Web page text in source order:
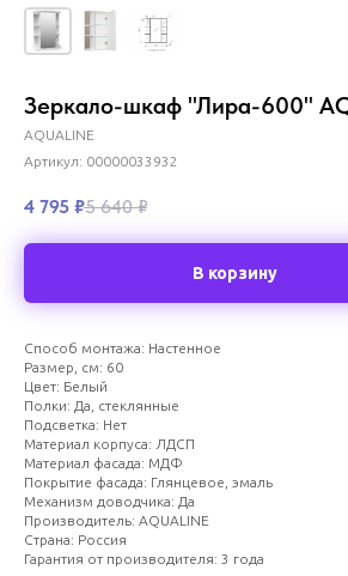
Зеркало-шкаф "Лира-600"
AQUALINE
Артикул: 00000033932
4 795 ₽5 640 ₽
В корзину
Способ монтажа: Настенное
Размер, см: 60
Цвет: Белый
Полки: Да, стеклянные
Подсветка: Нет
Материал корпуса: ЛДСП
Материал фасада: МДФ
Покрытие фасада: Глянцевое, эмаль
Механизм доводчика: Да
Производитель: AQUALINE
Страна: Россия
Гарантия от производителя: 3 года